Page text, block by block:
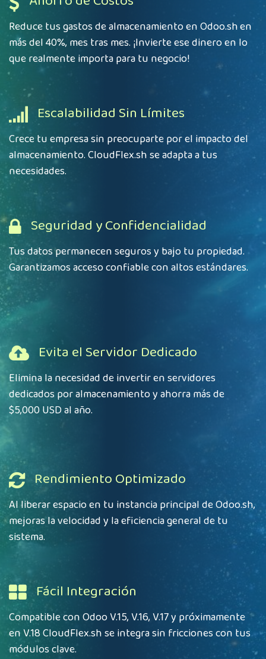
Reduce tus gastos de almacenamiento enOdoo.shen
más del 40%, mes tras mes. ¡Invierte ese dinero en lo
que realmente importa para tu negocio!
Escalabilidad Sin Límites
Crece tu empresa sin preocuparte por el impacto del
almacenamiento. CloudFlex.sh se adapta a tus
necesidades.
Seguridad y Confidencialidad
Tus datos permanecen seguros y bajo tu propiedad.
Garantizamos acceso confiable con altos estándares.
Evita el Servidor Dedicado
Elimina la necesidad de invertir en servidores
dedicados por almacenamiento y ahorra más de
$5,000 USD al año.
Rendimiento Optimizado
Al liberar espacio en tu instancia principal deOdoo.sh,
mejoras la velocidad y la eficiencia general de tu
sistema.
Fácil Integración
Compatible con Odoo V.15, V.16, V.17 y próximamente
en V.18 CloudFlex.sh se integra sin fricciones con tus
módulos clave.